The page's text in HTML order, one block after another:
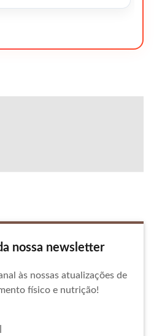
nossa newsletter
às nossas atualizações de
físico e nutrição!